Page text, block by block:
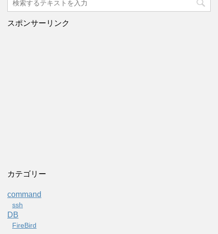
スポンサーリンク
カテゴリー
command
ssh
DB
FireBird